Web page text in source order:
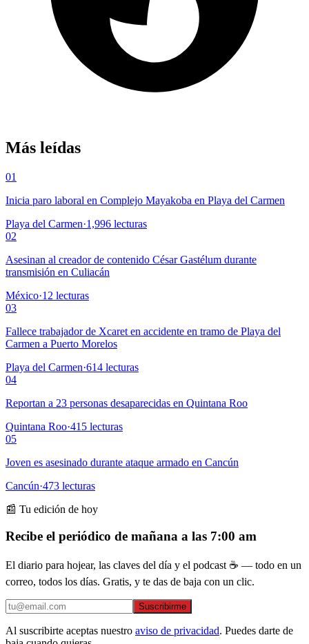
Más leídas
01
Inicia paro laboral en Complejo Mayakoba en Playa del Carmen
Playa del Carmen·1,996 lecturas
02
Asesinan al creador de contenido César Gastélum durante
transmisión en Culiacán
México·12 lecturas
03
Fallece trabajador de Xcaret en accidente en tramo de Playa del
Carmen a Puerto Morelos
Playa del Carmen·614 lecturas
04
Reportan a 23 personas desaparecidas en Quintana Roo
Quintana Roo·415 lecturas
05
Joven es asesinado durante ataque armado en Cancún
Cancún·473 lecturas
📰 Tu edición de hoy
Recibe el periódico de mañana a las 7:00 am
El diario para hojear, las claves del día y el podcast ☕ — todo en un
correo, todos los días. Gratis, y te das de baja con un clic.
Suscribirme
Al suscribirte aceptas nuestro aviso de privacidad. Puedes darte de